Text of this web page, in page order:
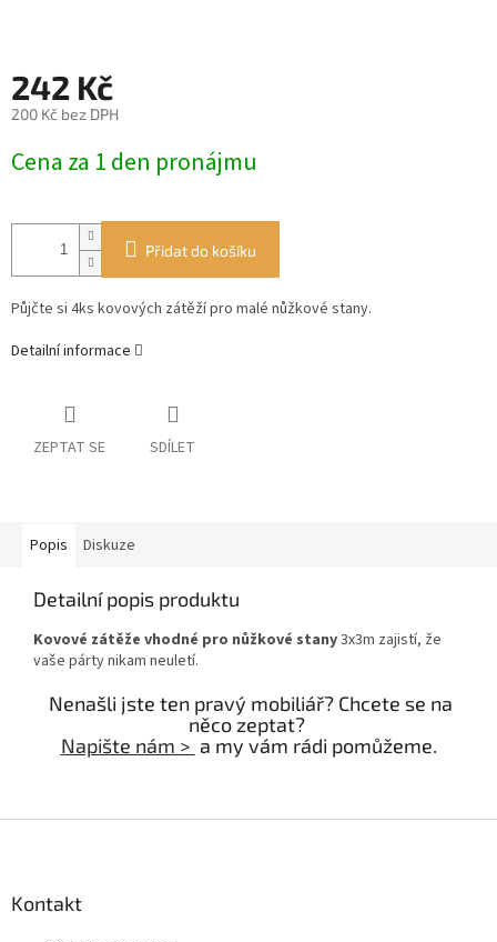
242 Kč
200 Kč bez DPH
cena:
Cena za 1 den pronájmu
Přidat do košíku
Půjčte si 4ks kovových zátěží pro malé nůžkové stany.
Detailní informace
ZEPTAT SE SDÍLET
Popis Diskuze
Detailní popis produktu
Kovové zátěže vhodné pro nůžkové stany3x3m zajistí, že
vaše párty nikam neuletí.
Nenašli jste ten pravý mobiliář? Chcete se na
něco zeptat?
Napište nám > a my vám rádi pomůžeme.
Kontakt